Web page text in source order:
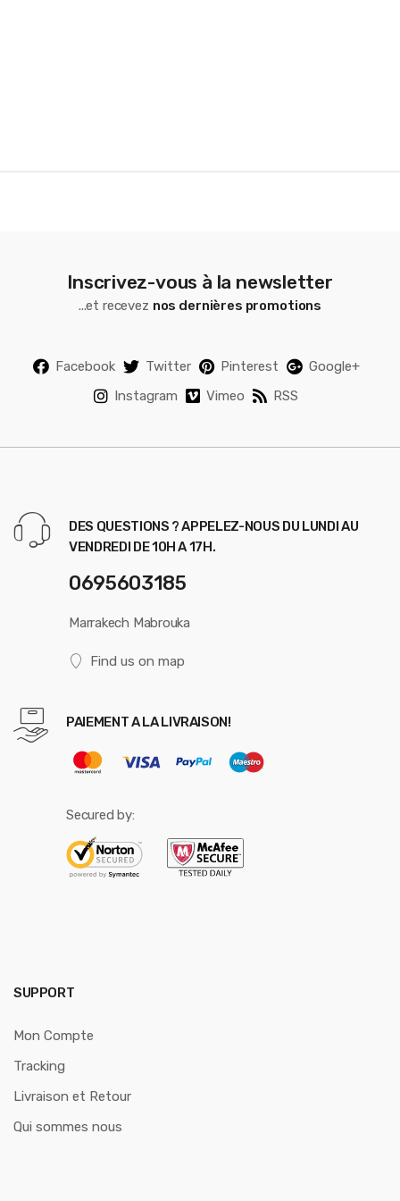
Inscrivez-vous à la newsletter
...et recevez nos dernières promotions
Facebook Twitter Pinterest
Google+
Instagram
Vimeo RSS
DES QUESTIONS ? APPELEZ-NOUS DU LUNDI AU
VENDREDI DE 10H A 17H.
0695603185
Marrakech Mabrouka
Find us on map
PAIEMENT A LA LIVRAISON!
Secured by:
SUPPORT
Mon Compte
Tracking
Livraison et Retour
Qui sommes nous